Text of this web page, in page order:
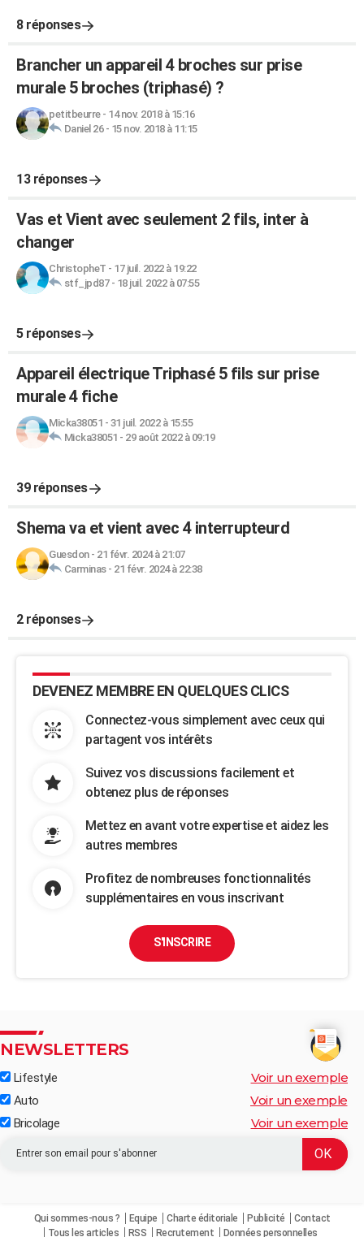
8 réponses
Brancher un appareil 4 broches sur prise
murale 5 broches (triphasé) ?
petitbeurre- 14 nov. 2018 à 15:16
Daniel 26- 15 nov. 2018 à 11:15
13 réponses
Vas et Vient avec seulement 2 fils, inter à
changer
ChristopheT - 17 juil. 2022 à 19:22
stf_jpd87- 18 juil. 2022 à 07:55
5 réponses
Appareil électrique Triphasé 5 fils sur prise
murale 4 fiche
Micka38051 - 31 juil. 2022 à 15:55
Micka38051 - 29 août 2022 à 09:19
39 réponses
Shema va et vient avec 4 interrupteurd
Guesdon- 21 févr. 2024 à 21:07
Carminas- 21 févr. 2024 à 22:38
2 réponses
DEVENEZ MEMBRE EN QUELQUES CLICS
Connectez-vous simplement avec ceux qui
partagent vos intérêts
Suivez vos discussions facilement et
obtenez plus de réponses
Mettez en avant votre expertise et aidez les
autres membres
Profitez de nombreuses fonctionnalités
supplémentaires en vous inscrivant
S'INSCRIRE
NEWSLETTERS
Lifestyle Voir un exemple
Auto Voir un exemple
Bricolage Voir un exemple
Qui sommes-nous ? Equipe Charte éditoriale Publicité
Contact
Tous les articles
RSS Recrutement Données personnelles